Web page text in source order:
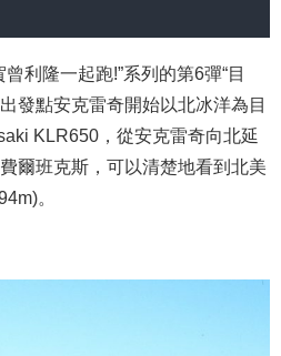
利隆一起跑!”系列的第6彈“目
發點安克雷奇開始以北冰洋為目
KLR650，從安克雷奇向北延
爾班克斯，可以清楚地看到北美
。